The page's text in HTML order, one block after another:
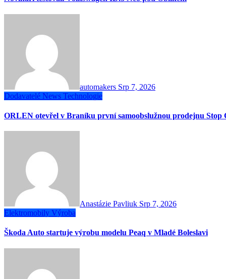
automakers Srp 7, 2026
Dodavatelé News Technologie
ORLEN otevřel v Braníku první samoobslužnou prodejnu Stop
Anastázie Pavliuk Srp 7, 2026
Elektromobily Výroba
Škoda Auto startuje výrobu modelu Peaq v Mladé Boleslavi